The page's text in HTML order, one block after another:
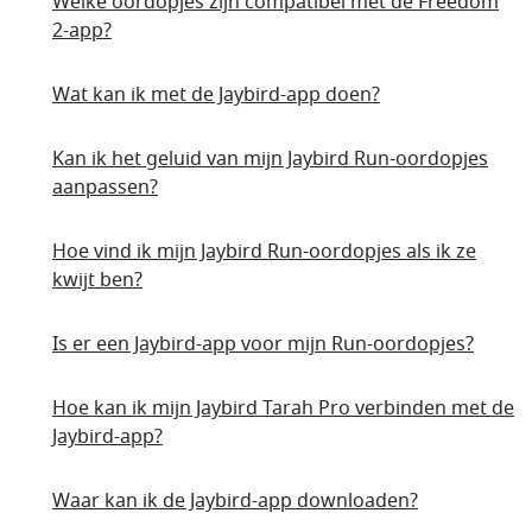
2-app?
Wat kan ik met de Jaybird-app doen?
Kan ik het geluid van mijn Jaybird Run-oordopjes
aanpassen?
Hoe vind ik mijn Jaybird Run-oordopjes als ik ze
kwijt ben?
Is er een Jaybird-app voor mijn Run-oordopjes?
Hoe kan ik mijn Jaybird Tarah Pro verbinden met de
Jaybird-app?
Waar kan ik de Jaybird-app downloaden?